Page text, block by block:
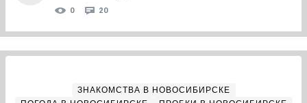
0 20
ЗНАКОМСТВА В НОВОСИБИРСКЕ